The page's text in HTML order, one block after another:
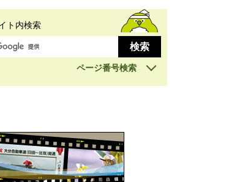
ト内検索
ページ番号検索